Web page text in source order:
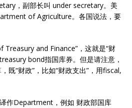
，副部长叫 under secretary。美
of Agriculture。各国说法，要
Treasury and Finance”，这就是“财
bond指国库券。但是请注意，
既“财政”，比如“财政支出”，用fiscal,
作Department，例如 财政部国库